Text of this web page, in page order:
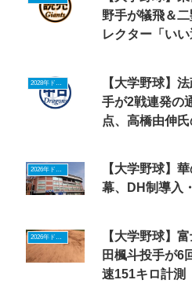
野手が犠飛＆
レクター「いい
2028年ドラフトニュース
【大学野球】
手が2戦連発の
点、高橋由伸
2026年ドラフトニュース
【大学野球】
幕、DH制導入
【大学野球】
田楓斗投手が6
速151キロ計測